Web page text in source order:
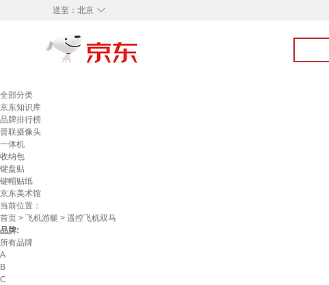
◇
送至： 北京
全部分类
京东知识库
品牌排行榜
普联摄像头
一体机
收纳包
键盘贴
键帽贴纸
京东美术馆
当前位置：
首页 > 飞机游艇 > 遥控飞机双马
品牌:
所有品牌
A
B
C